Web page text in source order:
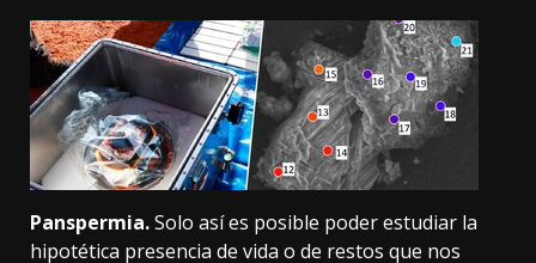
Panspermia.Solo así es posible poder estudiar la
hipotética presencia de vida o de restos que nos